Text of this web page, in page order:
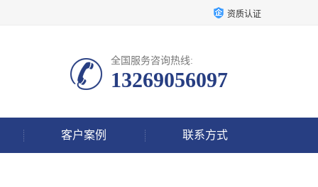
资质认证
全国服务咨询热线:
13269056097
客户案例 联系方式